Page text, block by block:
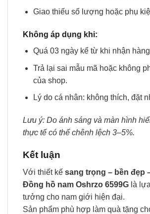
Giao thiếu số lượng hoặc phụ
Không áp dụng khi:
Quá 03 ngày kể từ khi nhận
Trả lại sai mẫu mã hoặc không
của shop.
Lý do cá nhân: không thích, đặt
Lưu ý: Do ánh sáng và màn hình
thực tế có thể chênh lệch 3–5%.
Kết luận
Với thiết kế sang trọng – bền đẹp
Đồng hồ nam Oshrzo 6599G là
tưởng cho nam giới hiện đại.
Sản phẩm phù hợp làm quà tặng